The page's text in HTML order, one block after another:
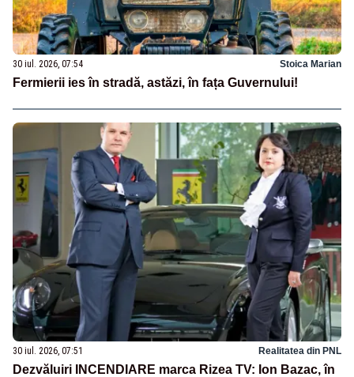
30 iul. 2026, 07:54 Stoica Marian
Fermierii ies în stradă, astăzi, în fața Guvernului!
30 iul. 2026, 07:51 Realitatea din PNL
Dezvăluiri INCENDIARE marca Rizea TV: Ion Bazac, în